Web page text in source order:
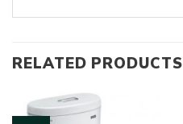
RELATED PRODUCTS